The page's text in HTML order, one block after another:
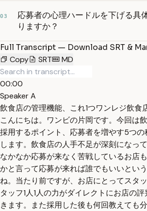
03
応募者の心理ハードルを下げる具
りますか？
Full Transcript — Download SRT &
Copy
SRT MD
00:00
Speaker A
飲食店の管理機能、これ1つワンレジ飲食
こんにちは。ワンビの片岡です。今回は
採用するポイント、応募者を増やす5つ
します。飲食店の人手不足が深刻になっ
なかなか応募が来なく苦戦しているお店
かと言って応募が来れば誰でもいいとい
ね。当たり前ですが、お店にとってスタ
タッフ1人1人の力がダイレクトにお店の
きます。また採用した後も何回教えても